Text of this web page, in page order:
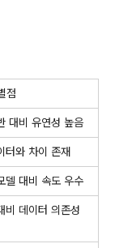
점
대비 유연성 높음
터와 차이 존재
델 대비 속도 우수
비 데이터 의존성